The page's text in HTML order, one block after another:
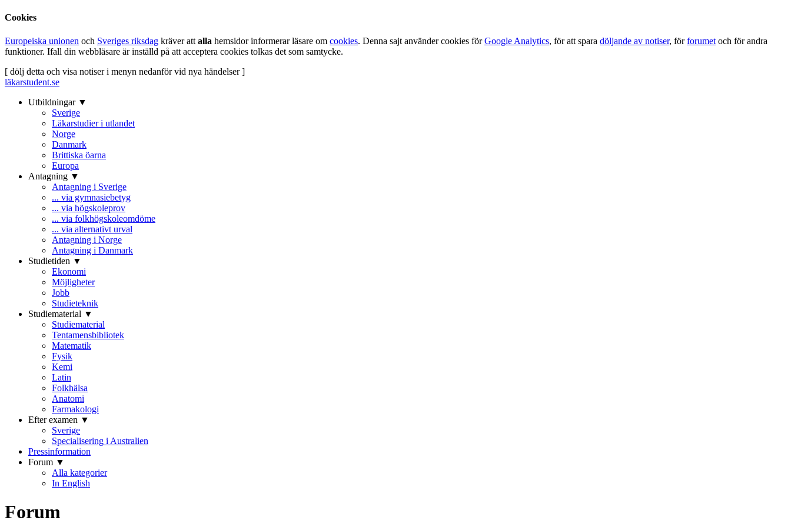
Cookies
Europeiska unionen och Sveriges riksdag kräver att alla hemsidor informerar läsare om cookies. Denna sajt använder cookies förGoogle Analytics, för att spara döljande av notiser, förforumet och för andra
funktioner. Ifall din webbläsare är inställd på att acceptera cookies tolkas det som samtycke.
[ dölj detta och visa notiser i menyn nedanför vid nya händelser ]
läkarstudent.se
Utbildningar ▼
Sverige
Läkarstudier i utlandet
Norge
Danmark
Brittiska öarna
Europa
Antagning ▼
Antagning i Sverige
... via gymnasiebetyg
... via högskoleprov
... via folkhögskoleomdöme
... via alternativt urval
Antagning i Norge
Antagning i Danmark
Studietiden ▼
Ekonomi
Möjligheter
Jobb
Studieteknik
Studiematerial ▼
Studiematerial
Tentamensbibliotek
Matematik
Fysik
Kemi
Latin
Folkhälsa
Anatomi
Farmakologi
Efter examen ▼
Sverige
Specialisering i Australien
Pressinformation
Forum ▼
Alla kategorier
In English
Forum